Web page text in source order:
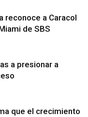
reconoce a Caracol
de SBS
a presionar a
que el crecimiento